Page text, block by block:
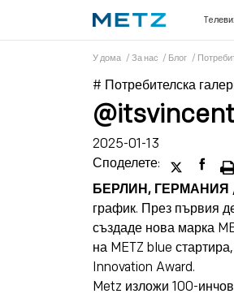
У дома / За нас / Блог /
# Потребителска
2025-01-13
Споделете:
БЕРЛИН, ГЕРМАНИЯ /
график. През първия
създаде нова марка
на METZ blue
Innovation Award.
Metz изложи 100-